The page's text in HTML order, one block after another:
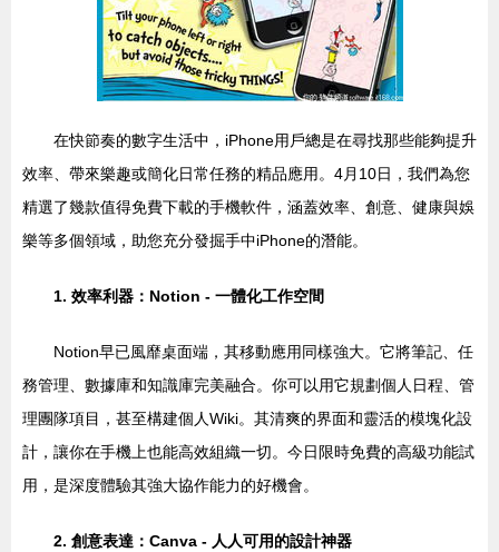
在快節奏的數字生活中，iPhone用戶總是在尋找那些能夠提升
效率、帶來樂趣或簡化日常任務的精品應用。4月10日，我們為您
精選了幾款值得免費下載的手機軟件，涵蓋效率、創意、健康與娛
樂等多個領域，助您充分發掘手中iPhone的潛能。
1. 效率利器：Notion - 一體化工作空間
Notion早已風靡桌面端，其移動應用同樣強大。它將筆記、任
務管理、數據庫和知識庫完美融合。你可以用它規劃個人日程、管
理團隊項目，甚至構建個人Wiki。其清爽的界面和靈活的模塊化設
計，讓你在手機上也能高效組織一切。今日限時免費的高級功能試
用，是深度體驗其強大協作能力的好機會。
2. 創意表達：Canva - 人人可用的設計神器